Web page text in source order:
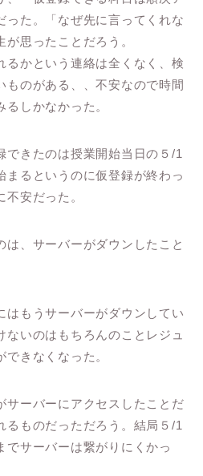
った。「なぜ先に言ってくれな
思ったことだろう。
るかという連絡は全くなく、検
ものがある、、不安なので時間
しかなかった。
できたのは授業開始当日の５ /1
まるというのに仮登録が終わっ
安だった。
は、サーバーがダウンしたこと
はもうサーバーがダウンしてい
ないのはもちろんのことレジュ
できなくなった。
サーバーにアクセスしたことだ
るものだっただろう。結局５ /1
でサーバーは繋がりにくかっ